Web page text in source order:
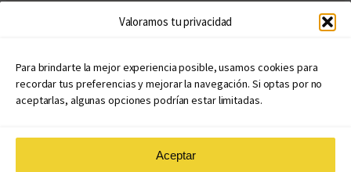
Valoramos tu privacidad
Para brindarte la mejor experiencia posible, usamos cookies para
recordar tus preferencias y mejorar la navegación. Si optas por no
aceptarlas, algunas opciones podrían estar limitadas.
Aceptar
Políticas de publicación
Políticas de coedición
Atribuciones